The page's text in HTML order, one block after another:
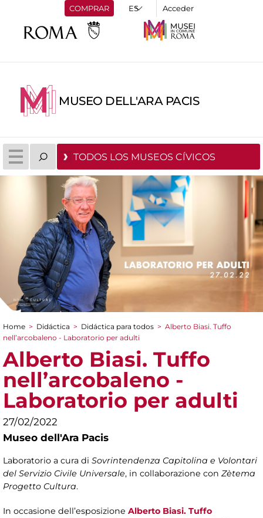
COMPRAR Acceder
MUSEO DELL'ARA PACIS
TODOS LOS MUSEOS CÍVICOS
You are here
Home > Didáctica > Didáctica para todos > Alberto Biasi. Tuffo
nell’arcobaleno - Laboratorio per adulti
Alberto Biasi. Tuffo
nell’arcobaleno -
Laboratorio per adulti
27/02/2022
Museo dell'Ara Pacis
Laboratorio a cura di Sovrintendenza Capitolina e Volontari
del Servizio Civile Universale, in collaborazione con Zètema
Progetto Cultura.
In occasione dell’esposizione Alberto Biasi. Tuffo